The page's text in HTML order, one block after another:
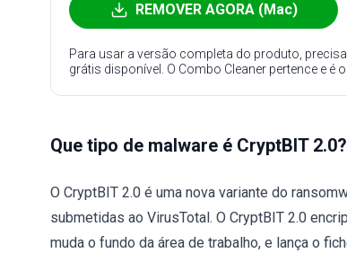
REMOVER AGORA (Mac)
Para usar a versão completa do produto,
grátis disponível. O Combo Cleaner pertence e é
Que tipo de malware é CryptBIT 2.0?
O CryptBIT 2.0 é uma nova variante do
submetidas ao VirusTotal. O CryptBIT 2.0
muda o fundo da área de trabalho, e lança o